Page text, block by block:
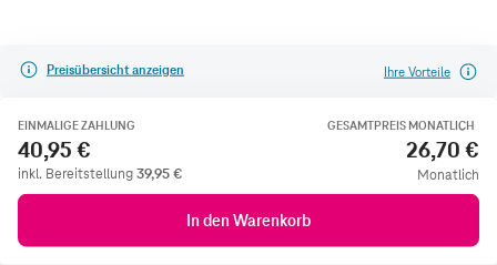
Preisübersicht anzeigen Ihre Vorteile
EINMALIGE ZAHLUNG
40,95 €
inkl. Bereitstellung39,95€
GESAMTPREIS MONATLICH
26,70 €
Monatlich
In den Warenkorb